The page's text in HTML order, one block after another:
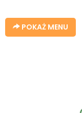
POKAŻ MENU